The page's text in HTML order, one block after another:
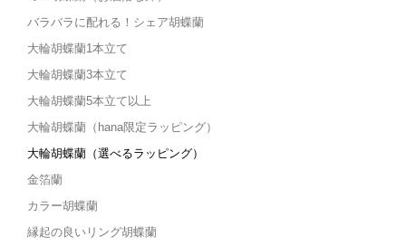
バラバラに配れる！シェア胡蝶蘭
大輪胡蝶蘭1本立て
大輪胡蝶蘭3本立て
大輪胡蝶蘭5本立て以上
大輪胡蝶蘭（hana限定ラッピング）
大輪胡蝶蘭（選べるラッピング）
金箔蘭
カラー胡蝶蘭
縁起の良いリング胡蝶蘭